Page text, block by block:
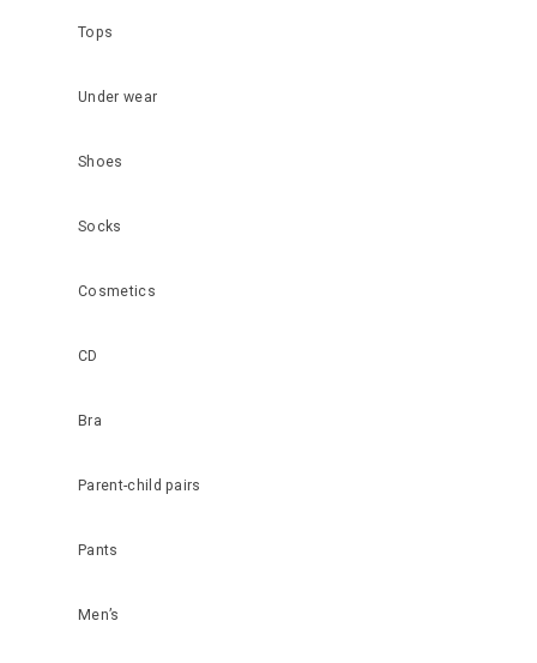
Tops
Under wear
Shoes
Socks
Cosmetics
CD
Bra
Parent-child pairs
Pants
Men’s